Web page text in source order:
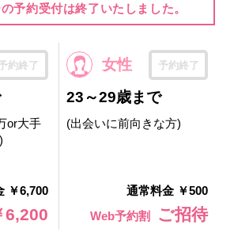
予約受付は終了いたしました。
予約終了
or大手
￥6,700
6,200
女性 予約終了
23～29歳まで
(出会いに前向きな方)
通常料金 ￥500
Web予約割
ご招待